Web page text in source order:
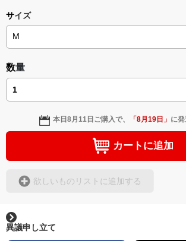
サイズ
数量
本日8月11日 ご購入で、 「8月19日 」 に発
カートに追加
欲しいものリストに追加する
異議申し立て